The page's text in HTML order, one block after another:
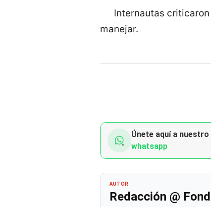
Internautas
manejar.
Únete aquí a
whatsapp
AUTOR
Redacción @